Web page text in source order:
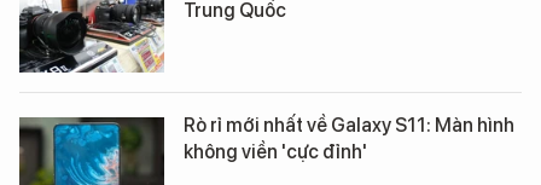
Trung Quốc
Rò rỉ mới nhất về Galaxy S11: Màn hình
không viền 'cực đỉnh'